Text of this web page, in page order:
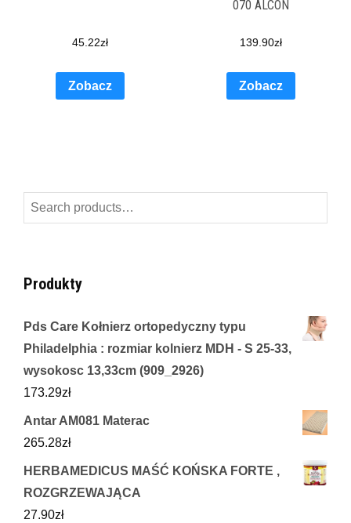
45.22zł
Zobacz
070 ALCON
139.90zł
Zobacz
Search
for:
Produkty
Pds Care Kołnierz ortopedyczny typu
Philadelphia : rozmiar kolnierz MDH - S 25-33,
wysokosc 13,33cm (909_2926)
173.29zł
Antar AM081 Materac
265.28zł
HERBAMEDICUS MAŚĆ KOŃSKA FORTE ,
ROZGRZEWAJĄCA
27.90zł